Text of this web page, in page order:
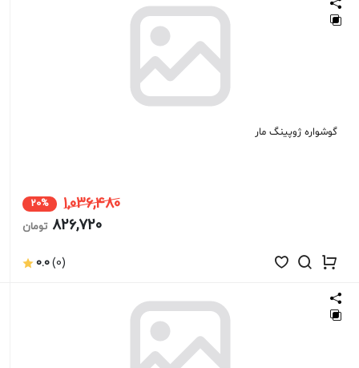
گوشواره ژوپینگ مار
1,036,480
20%
826,720 تومان
0.0(0)